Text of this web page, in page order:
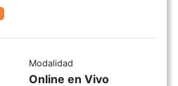
Modalidad
Online en Vivo